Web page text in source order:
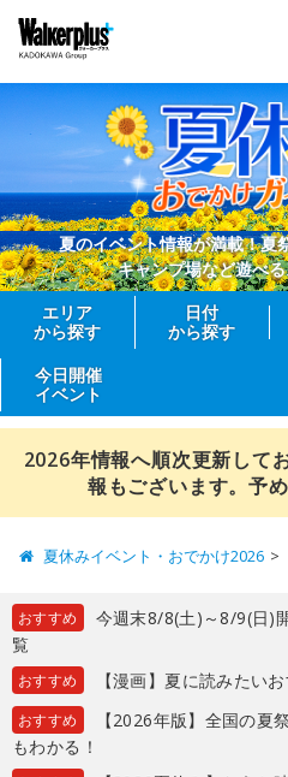
夏のイベント情報が満載！夏
キャンプ場など遊べ
エリア
から探す
日付
から探す
今日開催
イベント
2026年情報へ順次更新して
報もございます。予
夏休みイベント・おでかけ2026
おすすめ
今週末8/8(土)～8/9(日)
覧
おすすめ 【漫画】夏に読みたい
おすすめ
【2026年版】全国の夏
もわかる！